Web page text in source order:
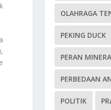
OLAHRAGA
PEKING DUCK
PERAN
PERBEDAAN
POLITIK